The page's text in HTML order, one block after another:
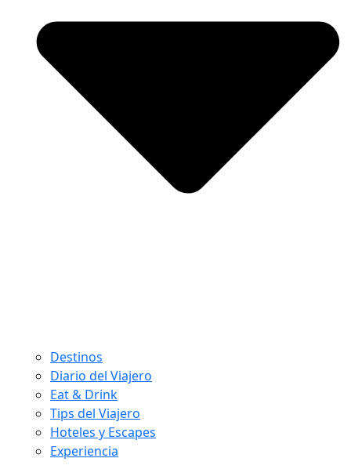
Destinos
Diario del Viajero
Eat & Drink
Tips del Viajero
Hoteles y Escapes
Experiencia